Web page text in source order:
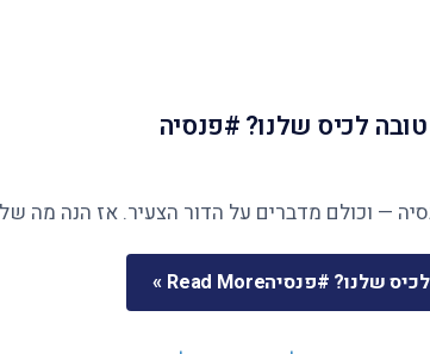
לכיס שלנו? #פנסיה
מדברים על הדור הצעיר. אז הנה מה שלא נאמר:
שלנו? #פנסיהRead More »